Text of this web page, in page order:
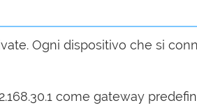
Ogni dispositivo che si
come gateway